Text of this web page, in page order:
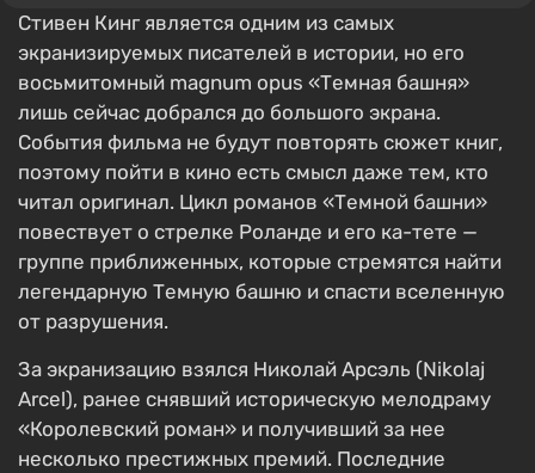
Стивен Кинг является одним из самых
экранизируемых писателей в истории, но его
восьмитомный magnum opus «Темная башня»
лишь сейчас добрался до большого экрана.
События фильма не будут повторять сюжет книг,
поэтому пойти в кино есть смысл даже тем, кто
читал оригинал. Цикл романов «Темной башни»
повествует о стрелке Роланде и его ка-тете —
группе приближенных, которые стремятся найти
легендарную Темную башню и спасти вселенную
от разрушения.
За экранизацию взялся Николай Арсэль (Nikolaj
Arcel), ранее снявший историческую мелодраму
«Королевский роман» и получивший за нее
несколько престижных премий. Последние